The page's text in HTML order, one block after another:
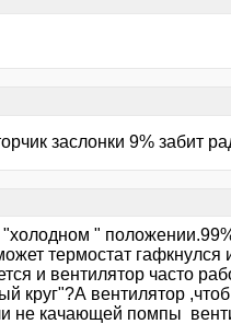
заслонки 9% забит
"холодном "
термостат
и вентилятор часто
круг"?А вентилятор
не качающей помпы